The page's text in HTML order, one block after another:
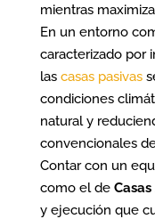
mientras
En un entorno
caracterizado por
las casas pasivas
condiciones
natural y
convencionales
Contar con un
como el de
y ejecución que